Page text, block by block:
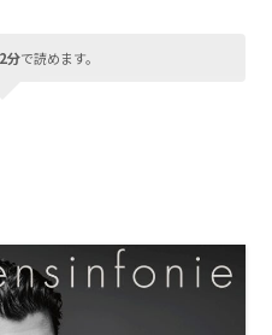
分で読めます。